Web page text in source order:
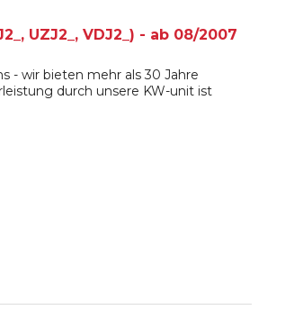
UZJ2_, VDJ2_) - ab 08/2007
- wir bieten mehr als 30 Jahre
durch unsere KW-unit ist